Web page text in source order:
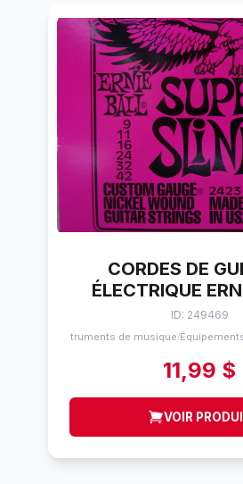
CORDES DE
ÉLECTRIQUE
SUPER SLINKY
ID: 249469
Instruments de musique/
11,99 $
VOIR